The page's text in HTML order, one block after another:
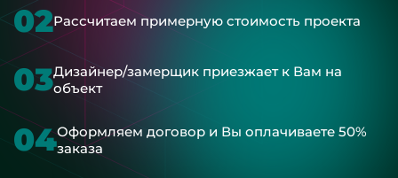
02Рассчитаем примерную стоимость проекта
03Дизайнер/замерщик приезжает к Вам на
объект
04Оформляем договор и Вы оплачиваете 50%
заказа